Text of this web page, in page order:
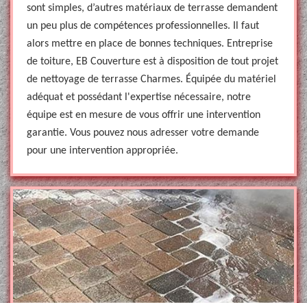
sont simples, d’autres matériaux de terrasse demandent
un peu plus de compétences professionnelles. Il faut
alors mettre en place de bonnes techniques. Entreprise
de toiture, EB Couverture est à disposition de tout projet
de nettoyage de terrasse Charmes. Équipée du matériel
adéquat et possédant l'expertise nécessaire, notre
équipe est en mesure de vous offrir une intervention
garantie. Vous pouvez nous adresser votre demande
pour une intervention appropriée.